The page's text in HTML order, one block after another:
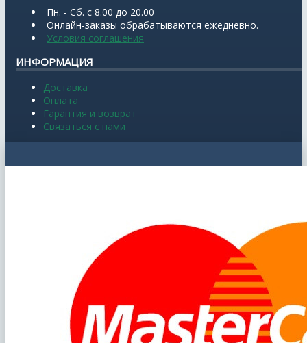
Пн. - Сб. с 8.00 до 20.00
Онлайн-заказы обрабатываются ежедневно.
Условия соглашения
ИНФОРМАЦИЯ
Доставка
Оплата
Гарантия и возврат
Связаться с нами